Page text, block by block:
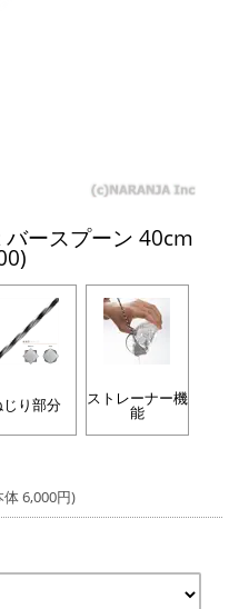
ースプーン 40cm
じり部分 ストレーナー機
能
体 6,000円)